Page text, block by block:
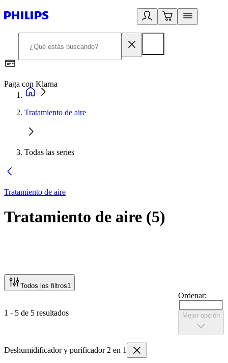
Paga con Klarna
Tratamiento de aire
Todas las series
Tratamiento de aire
Tratamiento de aire (5)
Todos los filtros1
1 - 5 de 5 resultados
Ordenar:
Mejor opción
Deshumidificador y purificador 2 en 1